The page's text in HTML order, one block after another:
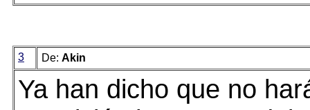
3 De: Akin
Ya han dicho que no